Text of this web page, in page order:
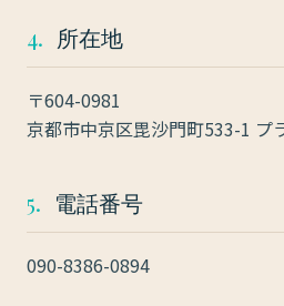
4. 所在地
〒604-0981
京都市中京区毘沙門町533-1 プ
5. 電話番号
090-8386-0894